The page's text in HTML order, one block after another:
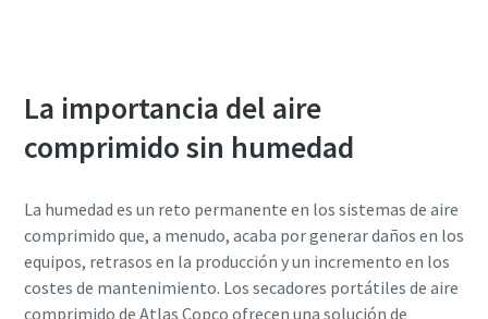
La importancia del aire
comprimido sin humedad
La humedad es un reto permanente en los sistemas de aire
comprimido que, a menudo, acaba por generar daños en los
equipos, retrasos en la producción y un incremento en los
costes de mantenimiento. Los secadores portátiles de aire
comprimido de Atlas Copco ofrecen una solución de